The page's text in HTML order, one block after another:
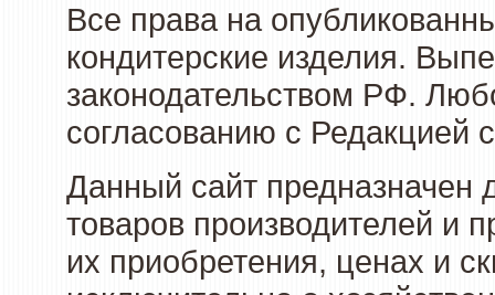
Все права на
кондитерские изделия.
законодательством РФ.
согласованию с Редакцией
Данный сайт предназначен
товаров производителей и
их приобретения, ценах и